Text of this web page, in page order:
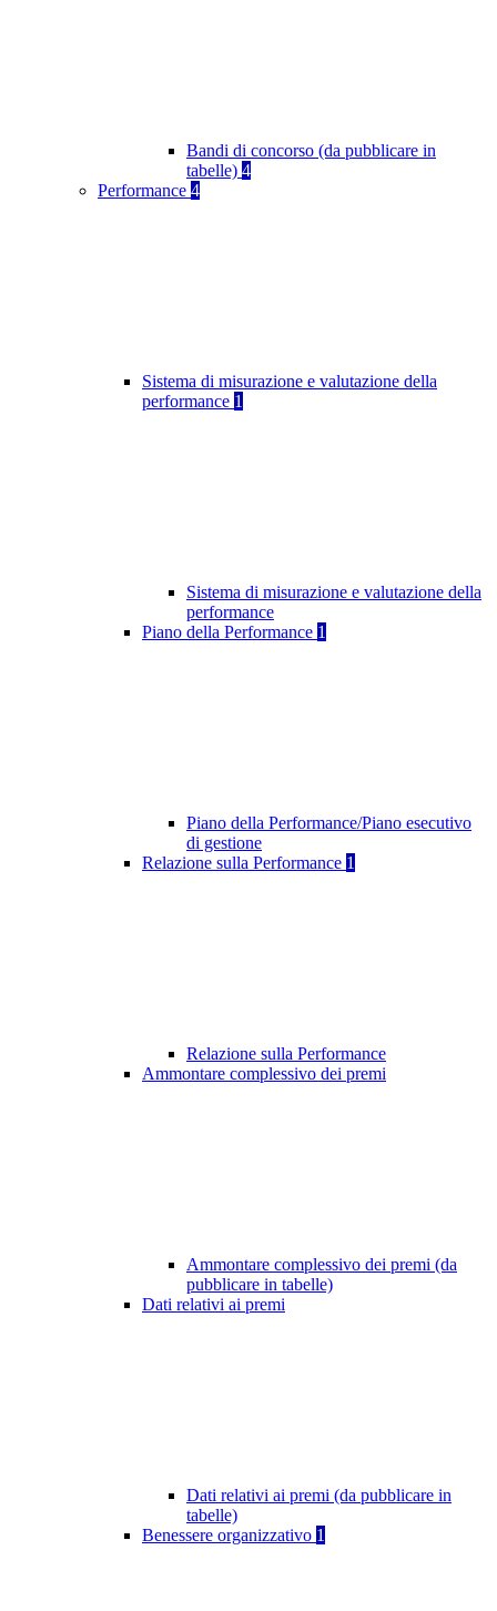
Bandi di concorso (da pubblicare in
tabelle) 4
Performance 4
Sistema di misurazione e valutazione della
performance 1
Sistema di misurazione e valutazione della
performance
Piano della Performance 1
Piano della Performance/Piano esecutivo
di gestione
Relazione sulla Performance 1
Relazione sulla Performance
Ammontare complessivo dei premi
Ammontare complessivo dei premi (da
pubblicare in tabelle)
Dati relativi ai premi
Dati relativi ai premi (da pubblicare in
tabelle)
Benessere organizzativo 1